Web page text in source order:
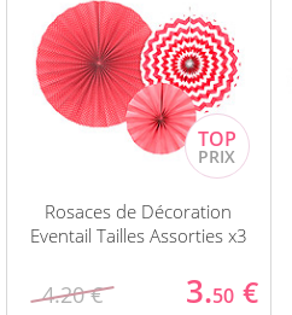
Rosaces de Décoration
Eventail Tailles Assorties x3
4.20 € 3.50 €